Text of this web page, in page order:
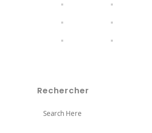
Rechercher